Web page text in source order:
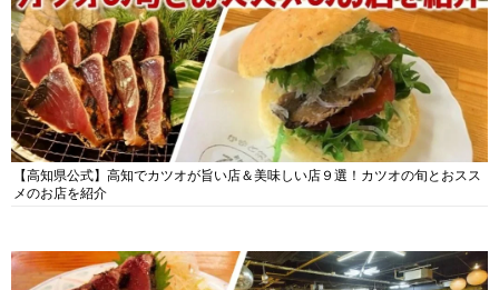
【高知県公式】高知でカツオが旨い店＆美味しい店９選！カツオの旬とおスス
メのお店を紹介